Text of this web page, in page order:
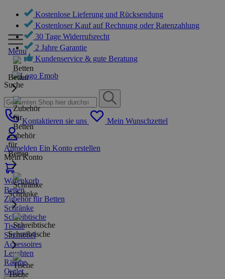
Kostenlose Lieferung und Rücksendung
Kostenloser Kauf auf Rechnung oder Ratenzahlung
30 Tage Widerrufsrecht
2 Jahre Garantie
Kundenservice & gute Beratung
Suche
Kontaktieren sie uns Mein Wunschzettel
Anmelden Ein Konto erstellen
Mein Konto
Warenkorb
Menu
Betten
Zubehör
für
Betten
Schränke
Schreibtische
Tische
Betten
Zubehör für Betten
Schränke
Schreibtische
Tische
Sitzmöbel
Accessoires
Leuchten
Räume
Outlet